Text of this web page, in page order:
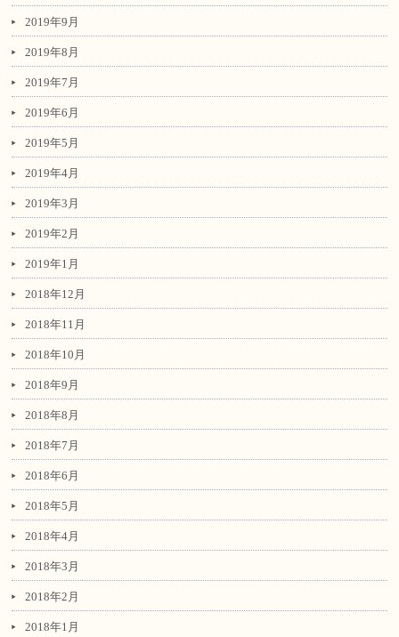
2019年9月
2019年8月
2019年7月
2019年6月
2019年5月
2019年4月
2019年3月
2019年2月
2019年1月
2018年12月
2018年11月
2018年10月
2018年9月
2018年8月
2018年7月
2018年6月
2018年5月
2018年4月
2018年3月
2018年2月
2018年1月